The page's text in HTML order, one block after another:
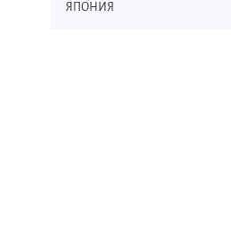
ЯПОНИЯ